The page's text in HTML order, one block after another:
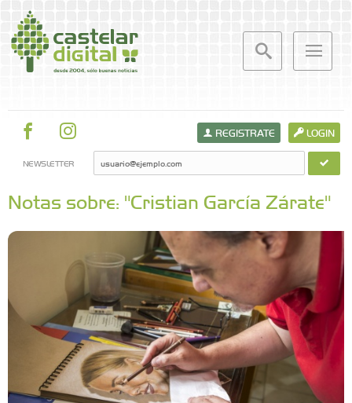
LOGIN
REGISTRATE
NEWSLETTER
Notas sobre: "Cristian García Zárate"